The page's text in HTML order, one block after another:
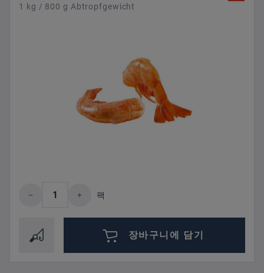
1 kg / 800 g Abtropfgewicht
제품 수량: 원하는 값을 입력하거나 버튼
팩
장바구니에 담기